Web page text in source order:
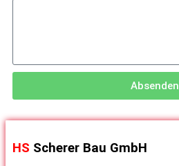
Absenden
HS Scherer Bau GmbH